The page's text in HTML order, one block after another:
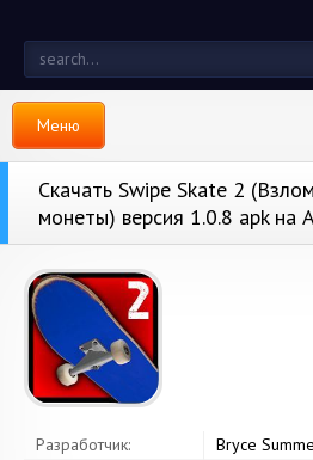
Меню
Скачать Swipe Skate 2
монеты) версия 1.0.8 apk на
Разработчик:
Bryce